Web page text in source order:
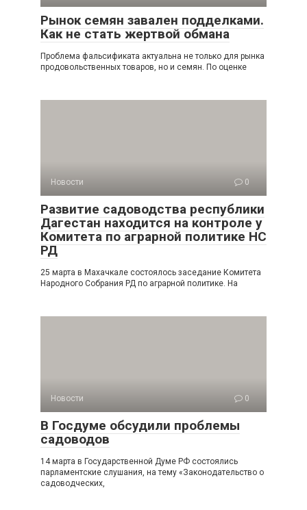
Рынок семян завален подделками.
Как не стать жертвой обмана
Проблема фальсификата актуальна не только для рынка
продовольственных товаров, но и семян. По оценке
Новости 0
Развитие садоводства республики
Дагестан находится на контроле у
Комитета по аграрной политике НС
РД
25 марта в Махачкале состоялось заседание Комитета
Народного Собрания РД по аграрной политике. На
Новости 0
В Госдуме обсудили проблемы
садоводов
14 марта в Государственной Думе РФ состоялись
парламентские слушания, на тему «Законодательство о
садоводческих,